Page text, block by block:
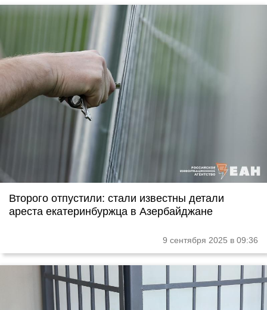
Второго отпустили: стали известны детали
ареста екатеринбуржца в Азербайджане
9 сентября 2025 в 09:36